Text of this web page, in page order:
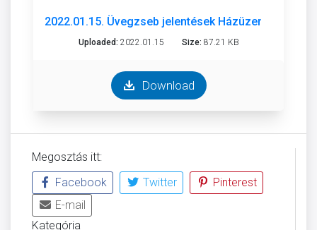
2022.01.15. Üvegzseb jelentések Házüzemeltetési
Uploaded: 2022.01.15 Size: 87.21 KB
Download
Megosztás itt:
Facebook
Twitter
Pinterest
E-mail
Kategória